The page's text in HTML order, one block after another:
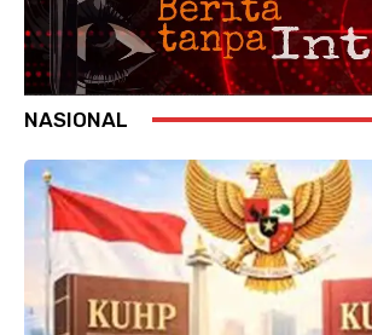
NASIONAL